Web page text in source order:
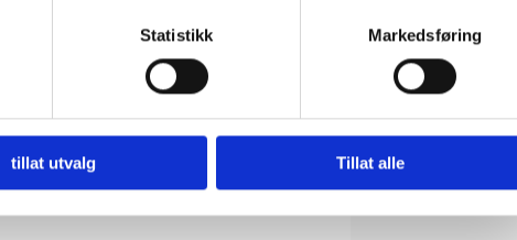
for bestemte karakteristikker (fingeravtrykk)
data behandles og hvordan du kan velge hvordan de skal brukes.
fra erklæringen om informasjonskapsler.
et personlig preg, for å levere sosiale mediefunksjoner og for å
hvordan du bruker nettstedet vårt, med partnerne våre innen
kombinere den med annen informasjon du har gjort tilgjengelig for
deres.
Statistikk Markedsføring
tillat utvalg Tillat alle